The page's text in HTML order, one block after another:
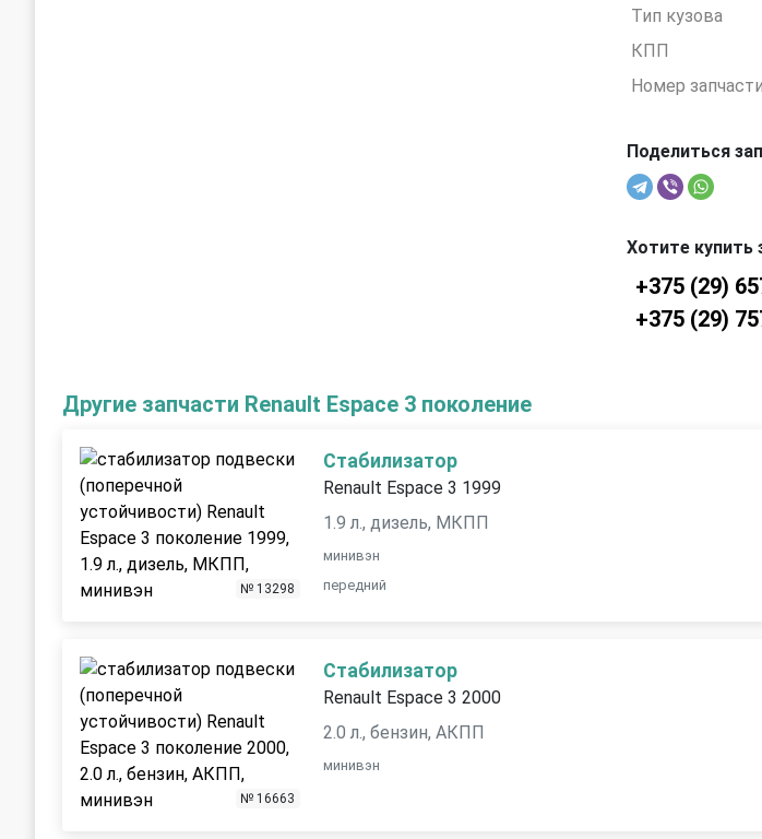
Тип кузова
КПП
Номер запчасти
Поделиться
Хотите купить
+375 (29)
+375 (29)
Другие запчасти Renault Espace 3 поколение
№ 13298
Стабилизатор
Renault Espace 3 1999
1.9 л., дизель, МКПП
минивэн
передний
№ 16663
Стабилизатор
Renault Espace 3 2000
2.0 л., бензин, АКПП
минивэн